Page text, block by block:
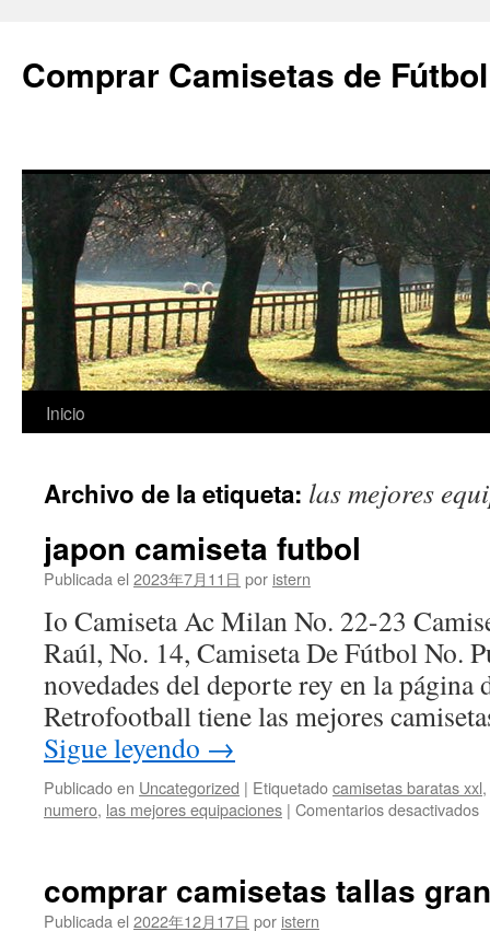
Comprar Camisetas de
Saltar
contenido
Inicio
Archivo de la etiqueta: las mejores
japon camiseta futbol
Publicada el 2023年7月11日 por istern
Io Camiseta Ac Milan No. 22-23
Raúl, No. 14, Camiseta De Fútbol No.
novedades del deporte rey en la página
Retrofootball tiene las mejores
Sigue leyendo →
Publicado en Uncategorized | Etiquetadocamisetas baratas xxl,
numero, las mejores equipaciones | Comentarios desactivados
comprar camisetas tallas
Publicada el 2022年12月17日 por istern